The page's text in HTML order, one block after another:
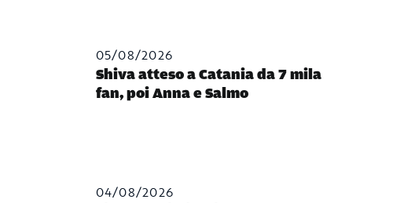
05/08/2026
Shiva atteso a Catania da 7 mila
fan, poi Anna e Salmo
04/08/2026